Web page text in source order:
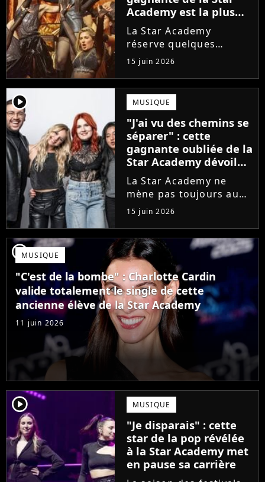
Academy est la plus
écoutée de l'histoire
de l'émission !
La Star Academy
réserve quelques
surprises. Cette
gagnante totalement
oubliée de l'émission
est aujourd'hui plus
écoutée en streaming
que Jenifer et Nolwenn
Leroy !
15 juin 2026
player2 MUSIQUE
"J'ai vu des chemins se
séparer" : cette
gagnante oubliée de la
Star Academy dévoile
l'envers du décor du
métier
La Star Academy ne
mène pas toujours au
succès. Après l'échec de
son premier album,
Anisha Jo, gagnante de
la Star Academy 2022, a
vu beaucoup de portes
se fermer. Sur
Instagram, elle...
15 juin 2026
player2MUSIQUE
"C'est de la bombe" : Charlotte Cardin
valide totalement le single de cette
ancienne élève de la Star Academy
11 juin 2026
player2 MUSIQUE
"Je disparais" : cette
star de la pop révélée
à la Star Academy met
en pause sa carrière